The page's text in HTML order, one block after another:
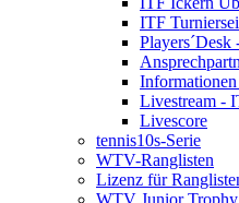
ITF
Players´Desk
Livestream -
Livescore
tennis10s-Serie
WTV-Ranglisten
Lizenz für
WTV Junior Trophy